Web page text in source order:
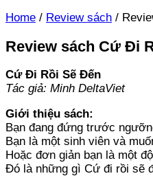
Home / Review sách /
Review sách Cứ Đi
Cứ Đi Rồi Sẽ Đến
Tác giả: Minh DeltaViet
Giới thiệu sách:
Bạn đang đứng trước
Bạn là một sinh viên và
Hoặc đơn giản bạn là một
Đó là những gì Cứ đi rồi sẽ